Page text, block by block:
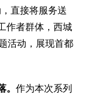
直接将服务送
作者群体，西城
活动，展现首都
。作为本次系列